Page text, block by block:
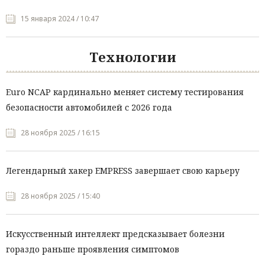
15 января 2024 / 10:47
Технологии
Euro NCAP кардинально меняет систему тестирования
безопасности автомобилей с 2026 года
28 ноября 2025 / 16:15
Легендарный хакер EMPRESS завершает свою карьеру
28 ноября 2025 / 15:40
Искусственный интеллект предсказывает болезни
гораздо раньше проявления симптомов